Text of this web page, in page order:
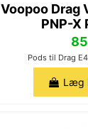
Voopoo Drag
PNP-X
Pods til Drag
Læg